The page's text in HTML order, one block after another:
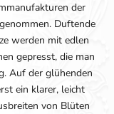
der
Duftende
werden mit edlen
gepresst, die man
Auf der glühenden
ein klarer, leicht
von Blüten